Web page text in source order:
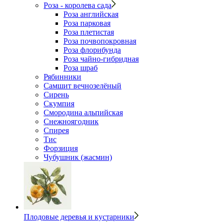
Роза - королева сада
Роза английская
Роза парковая
Роза плетистая
Роза почвопокровная
Роза флорибунда
Роза чайно-гибридная
Роза шраб
Рябинники
Самшит вечнозелёный
Сирень
Скумпия
Смородина альпийская
Снежноягодник
Спирея
Тис
Форзиция
Чубушник (жасмин)
Плодовые деревья и кустарники